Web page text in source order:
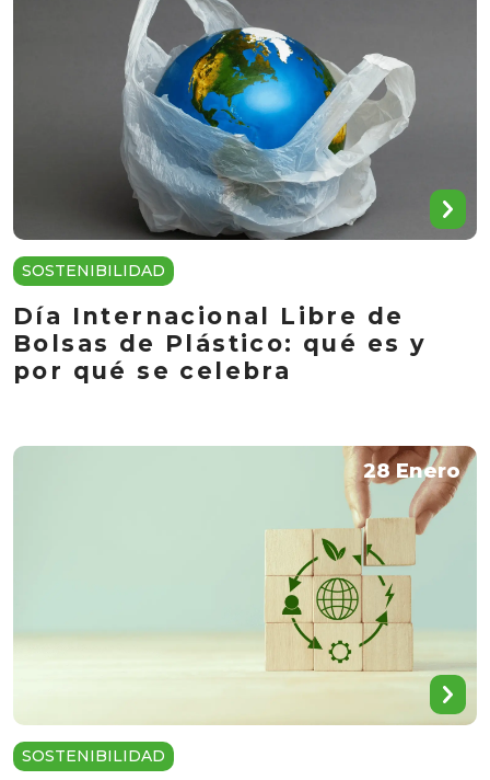
SOSTENIBILIDAD
Día Internacional Libre de
Bolsas de Plástico: qué es y
por qué se celebra
28 Enero
SOSTENIBILIDAD